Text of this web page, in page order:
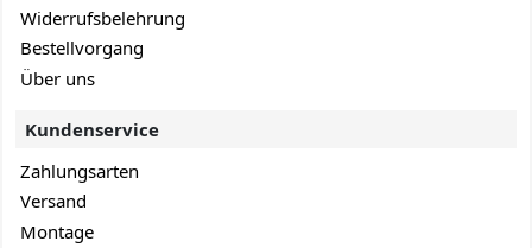
Widerrufsbelehrung
Bestellvorgang
Über uns
Kundenservice
Zahlungsarten
Versand
Montage